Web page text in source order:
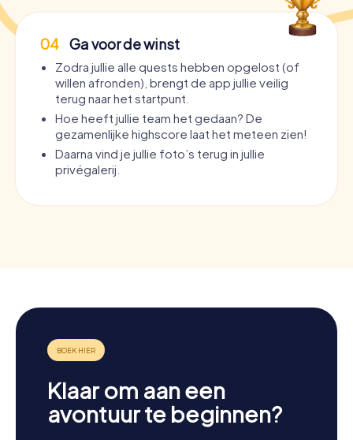
04 Ga voor de winst
Zodra jullie alle quests hebben opgelost (of
willen afronden), brengt de app jullie veilig
terug naar het startpunt.
Hoe heeft jullie team het gedaan? De
gezamenlijke highscore laat het meteen zien!
Daarna vind je jullie foto’s terug in jullie
privégalerij.
Klaar om aan een
avontuur te beginnen?